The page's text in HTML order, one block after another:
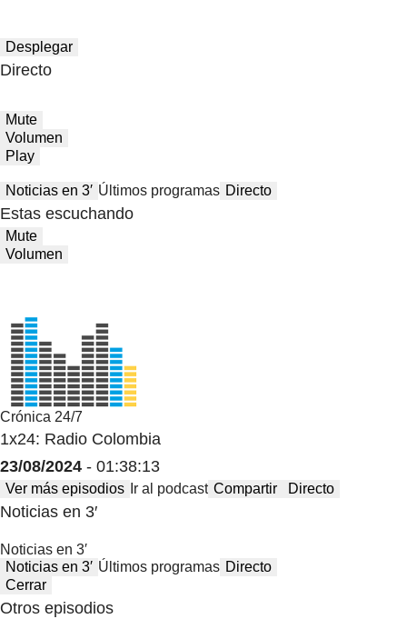
Desplegar
Directo
Mute
Volumen
Play
Noticias en 3′ Últimos programas Directo
Estas escuchando
Mute
Volumen
Crónica 24/7
1x24: Radio Colombia
23/08/2024 - 01:38:13
Ver más episodios Ir al podcast Compartir Directo
Noticias en 3′
Noticias en 3′
Noticias en 3′ Últimos programas Directo
Cerrar
Otros episodios